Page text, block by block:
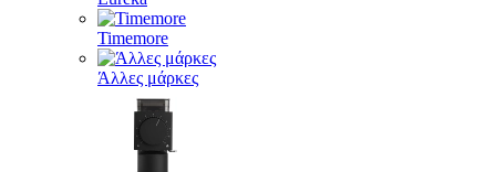
Timemore
Άλλες μάρκες